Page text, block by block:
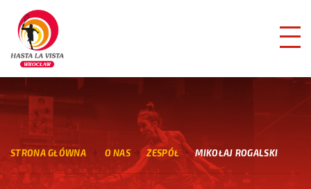
STRONA GŁÓWNA O NAS ZESPÓŁ MIKOŁAJ ROGALSKI